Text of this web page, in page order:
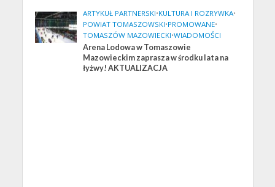
ARTYKUŁ PARTNERSKI•KULTURA I ROZRYWKA•
POWIAT TOMASZOWSKI•PROMOWANE•
TOMASZÓW MAZOWIECKI•WIADOMOŚCI
Arena Lodowa w Tomaszowie
Mazowieckim zaprasza w środku lata na
łyżwy! AKTUALIZACJA